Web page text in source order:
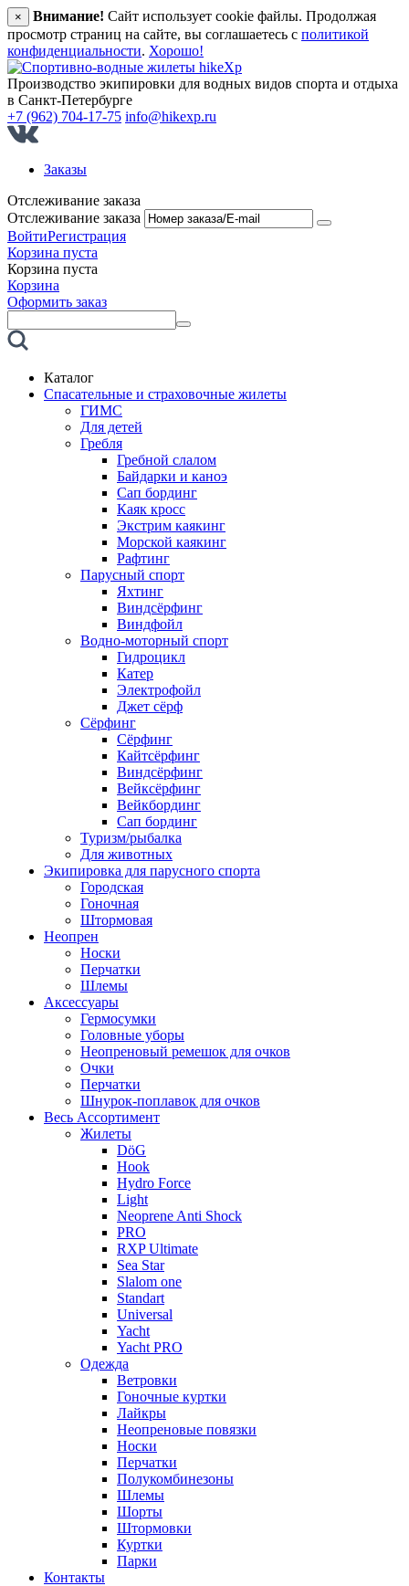
× Внимание! Сайт использует cookie файлы. Продолжая
просмотр страниц на сайте, вы соглашаетесь с политикой
конфиденциальности. Хорошо!
Производство экипировки для водных видов спорта и отдыха
в Санкт‑Петербурге
+7 (962) 704-17-75 info@hikexp.ru
Заказы
Отслеживание заказа
Отслеживание заказа
ВойтиРегистрация
Корзина пуста
Корзина пуста
Корзина
Оформить заказ
Каталог
Спасательные и страховочные жилеты
ГИМС
Для детей
Гребля
Гребной слалом
Байдарки и каноэ
Сап бординг
Каяк кросс
Экстрим каякинг
Морской каякинг
Рафтинг
Парусный спорт
Яхтинг
Виндсёрфинг
Виндфойл
Водно-моторный спорт
Гидроцикл
Катер
Электрофойл
Джет сёрф
Сёрфинг
Сёрфинг
Кайтсёрфинг
Виндсёрфинг
Вейксёрфинг
Вейкбординг
Сап бординг
Туризм/рыбалка
Для животных
Экипировка для парусного спорта
Городская
Гоночная
Штормовая
Неопрен
Носки
Перчатки
Шлемы
Аксессуары
Гермосумки
Головные уборы
Неопреновый ремешок для очков
Очки
Перчатки
Шнурок-поплавок для очков
Весь Ассортимент
Жилеты
DöG
Hook
Hydro Force
Light
Neoprene Anti Shock
PRO
RXP Ultimate
Sea Star
Slalom one
Standart
Universal
Yacht
Yacht PRO
Одежда
Ветровки
Гоночные куртки
Лайкры
Неопреновые повязки
Носки
Перчатки
Полукомбинезоны
Шлемы
Шорты
Штормовки
Куртки
Парки
Контакты